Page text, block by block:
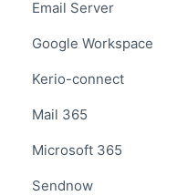
Email Server
Google Workspace
Kerio-connect
Mail 365
Microsoft 365
Sendnow